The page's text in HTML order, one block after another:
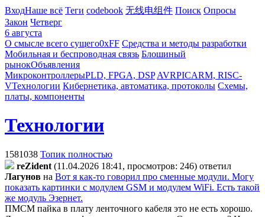
ВходНаше всё Теги codebook 无线电组件 Поиск Опросы
Закон Четверг
6 августа
О смысле всего сущего0xFF Средства и методы разработки
Мобильная и беспроводная связь Блошиный
рынокОбъявления
МикроконтроллерыPLD, FPGA, DSP AVRPICARM, RISC-
VТехнологии Кибернетика, автоматика, протоколы Схемы,
платы, компоненты
Технологии
1581038 Топик полностью
reZident (11.04.2026 18:41, просмотров: 246) ответил
Лaгyнoв на Вот я как-то говорил про сменные модули. Могу
показать картинки с модулем GSM и модулем WiFi. Есть такой
же модуль Эзернет.
ПМСМ пайка в плату ленточного кабеля это не есть хорошо.